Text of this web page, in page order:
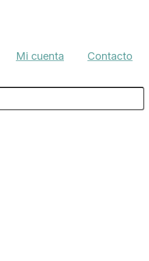
Mi cuenta Contacto